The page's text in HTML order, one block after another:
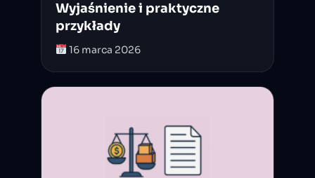
Wyjaśnienie i praktyczne
przykłady
16 marca 2026